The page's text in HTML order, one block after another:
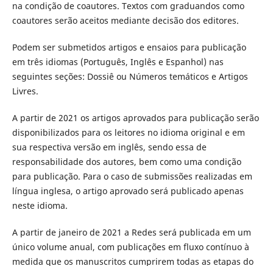
na condição de coautores. Textos com graduandos como
coautores serão aceitos mediante decisão dos editores.
Podem ser submetidos artigos e ensaios para publicação
em três idiomas (Português, Inglês e Espanhol) nas
seguintes seções: Dossiê ou Números temáticos e Artigos
Livres.
A partir de 2021 os artigos aprovados para publicação serão
disponibilizados para os leitores no idioma original e em
sua respectiva versão em inglês, sendo essa de
responsabilidade dos autores, bem como uma condição
para publicação. Para o caso de submissões realizadas em
língua inglesa, o artigo aprovado será publicado apenas
neste idioma.
A partir de janeiro de 2021 a Redes será publicada em um
único volume anual, com publicações em fluxo contínuo à
medida que os manuscritos cumprirem todas as etapas do